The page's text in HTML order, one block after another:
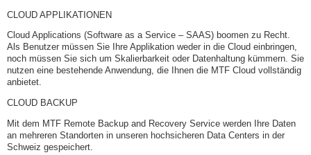
CLOUD APPLIKATIONEN
Cloud Applications (Software as a Service – SAAS) boomen zu Recht.
Als Benutzer müssen Sie Ihre Applikation weder in die Cloud einbringen,
noch müssen Sie sich um Skalierbarkeit oder Datenhaltung kümmern. Sie
nutzen eine bestehende Anwendung, die Ihnen die MTF Cloud vollständig
anbietet.
CLOUD BACKUP
Mit dem MTF Remote Backup and Recovery Service werden Ihre Daten
an mehreren Standorten in unseren hochsicheren Data Centers in der
Schweiz gespeichert.